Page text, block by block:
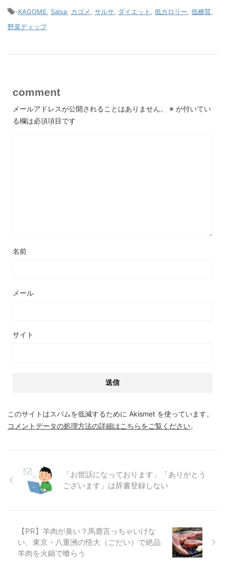
-KAGOME Salsa カゴメ サルサ ダイエット 低カロリー 低糖質
野菜ディップ
comment
メールアドレスが公開されることはありません。 ※ が付いてい
る欄は必須項目です
名前
メール
サイト
このサイトはスパムを低減するために Akismet を使っています。
コメントデータの処理方法の詳細はこちらをご覧ください。
「お世話になっております」「ありがとう
ございます」は辞書登録しない
【PR】羊肉が臭い？馬鹿言っちゃいけな
い、東京・八重洲の悟大（ごだい）で絶品
羊肉を火鍋で喰らう